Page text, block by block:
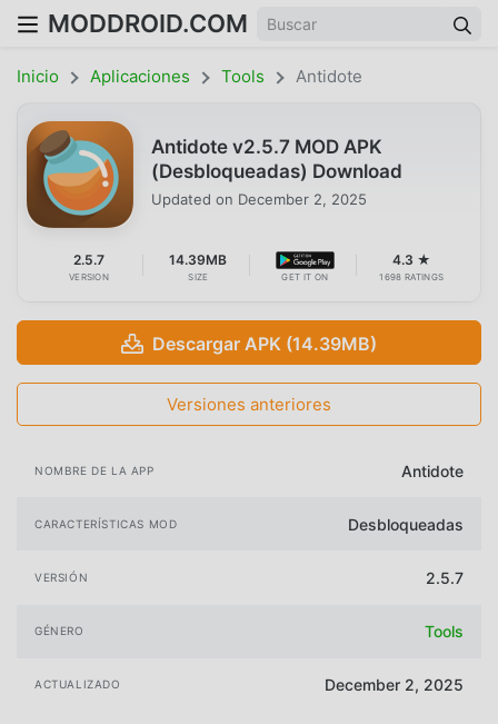
MODDROID.COM
Inicio Aplicaciones Tools Antidote
Antidote v2.5.7 MOD APK
(Desbloqueadas) Download
Updated on December 2, 2025
2.5.7
VERSION
14.39MB
SIZE GET IT ON
4.3 ★
1698 RATINGS
Descargar APK (14.39MB)
Versiones anteriores
NOMBRE DE LA APP Antidote
CARACTERÍSTICAS MOD Desbloqueadas
VERSIÓN 2.5.7
GÉNERO Tools
ACTUALIZADO December 2, 2025